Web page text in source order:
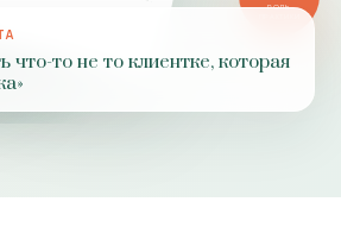
РОЛЬ
что-то не то клиентке, которая